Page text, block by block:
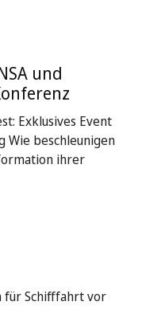
und
Exklusives Event
Wie beschleunigen
ihrer
für Schifffahrt vor